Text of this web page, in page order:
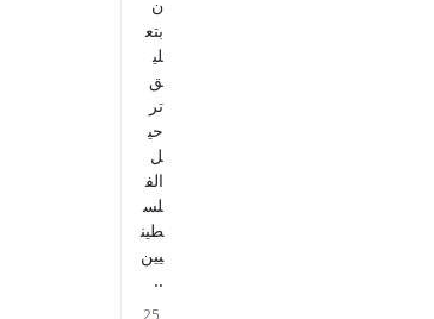
ن
بتع
لي
ق
تر
حي
ل
الف
لس
طين
يين
..